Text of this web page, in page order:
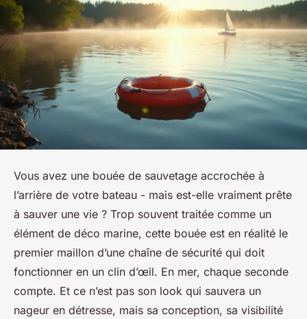
Vous avez une bouée de sauvetage accrochée à
l’arrière de votre bateau - mais est-elle vraiment prête
à sauver une vie ? Trop souvent traitée comme un
élément de déco marine, cette bouée est en réalité le
premier maillon d’une chaîne de sécurité qui doit
fonctionner en un clin d’œil. En mer, chaque seconde
compte. Et ce n’est pas son look qui sauvera un
nageur en détresse, mais sa conception, sa visibilité